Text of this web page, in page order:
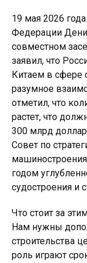
19 мая 2026
Федерации
совместном
заявил, что
Китаем в сфере
разумное
отметил, что
растет, что
300 млрд
Совет по
годом
судостроения и
Что стоит за
Нам нужны
строительства
роль играют